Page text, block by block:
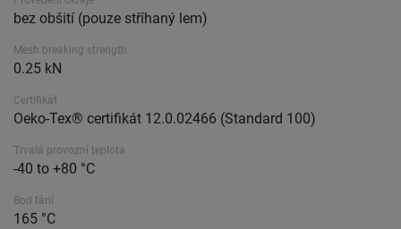
bez obšití (pouze stříhaný lem)
Mesh breaking strength
0.25 kN
Certifikát
Oeko-Tex® certifikát 12.0.02466 (Standard 100)
Trvalá provozní teplota
-40 to +80 °C
Bod tání
165 °C